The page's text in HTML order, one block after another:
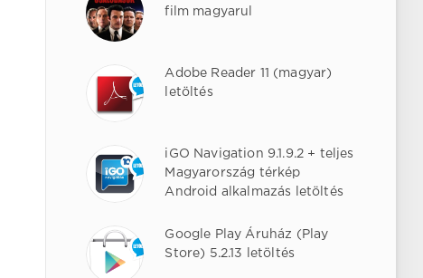
film magyarul
Adobe Reader 11 (magyar)
letöltés
iGO Navigation 9.1.9.2 + teljes
Magyarország térkép
Android alkalmazás letöltés
Google Play Áruház (Play
Store) 5.2.13 letöltés